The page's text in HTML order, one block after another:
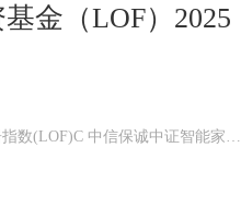
金（LOF）2025
中信保诚中证智能家居指数(LOF)A 中信保诚中证智能家居指数(LOF)C 中信保诚中证智能家居指数(LOF)E